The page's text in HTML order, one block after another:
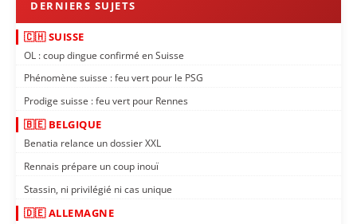
🇨🇭 SUISSE
OL : coup dingue confirmé en Suisse
Phénomène suisse : feu vert pour le PSG
Prodige suisse : feu vert pour Rennes
🇧🇪 BELGIQUE
Benatia relance un dossier XXL
Rennais prépare un coup inouï
Stassin, ni privilégié ni cas unique
🇩🇪 ALLEMAGNE